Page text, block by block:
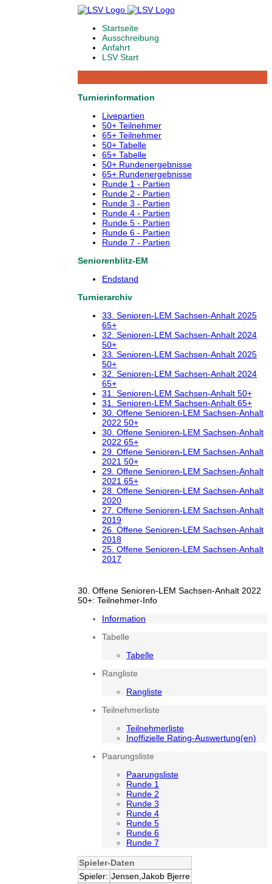
Startseite
Ausschreibung
Anfahrt
LSV Start
Turnierinformation
Livepartien
50+ Teilnehmer
65+ Teilnehmer
50+ Tabelle
65+ Tabelle
50+ Rundenergebnisse
65+ Rundenergebnisse
Runde 1 - Partien
Runde 2 - Partien
Runde 3 - Partien
Runde 4 - Partien
Runde 5 - Partien
Runde 6 - Partien
Runde 7 - Partien
Seniorenblitz-EM
Endstand
Turnierarchiv
33. Senioren-LEM Sachsen-Anhalt 2025
65+
32. Senioren-LEM Sachsen-Anhalt 2024
50+
33. Senioren-LEM Sachsen-Anhalt 2025
50+
32. Senioren-LEM Sachsen-Anhalt 2024
65+
31. Senioren-LEM Sachsen-Anhalt 50+
31. Senioren-LEM Sachsen-Anhalt 65+
30. Offene Senioren-LEM Sachsen-Anhalt
2022 50+
30. Offene Senioren-LEM Sachsen-Anhalt
2022 65+
29. Offene Senioren-LEM Sachsen-Anhalt
2021 50+
29. Offene Senioren-LEM Sachsen-Anhalt
2021 65+
28. Offene Senioren-LEM Sachsen-Anhalt
2020
27. Offene Senioren-LEM Sachsen-Anhalt
2019
26. Offene Senioren-LEM Sachsen-Anhalt
2018
25. Offene Senioren-LEM Sachsen-Anhalt
2017
30. Offene Senioren-LEM Sachsen-Anhalt 2022
50+: Teilnehmer-Info
Information
Tabelle
Tabelle
Rangliste
Rangliste
Teilnehmerliste
Teilnehmerliste
Inoffizielle Rating-Auswertung(en)
Paarungsliste
Paarungsliste
Runde 1
Runde 2
Runde 3
Runde 4
Runde 5
Runde 6
Runde 7
Spieler-Daten
Spieler: Jensen,Jakob Bjerre